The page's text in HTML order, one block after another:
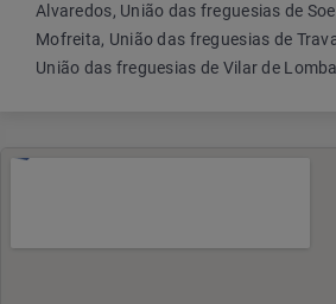
Alvaredos, União das freguesias de
Mofreita, União das freguesias de
União das freguesias de Vilar de